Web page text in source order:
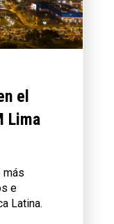
el
Lima
más
e
Latina.